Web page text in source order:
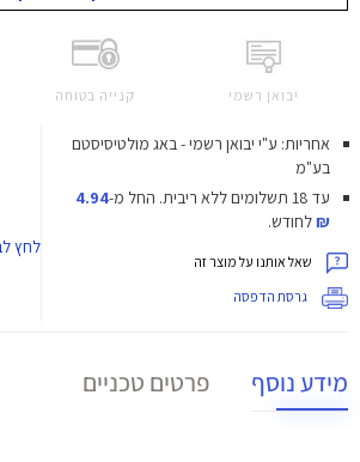
יבואן רשמי קנייה בטוחה
אחריות: ע"י יבואן רשמי - באג מולטיסיסטם
בע"מ
עד 18 תשלומים ללא ריבית.
החל מ-4.94
₪לחודש.
שאל אותנו על מוצר זה
גרסת הדפסה
לחץ
מידע נוסף פרטים טכניים